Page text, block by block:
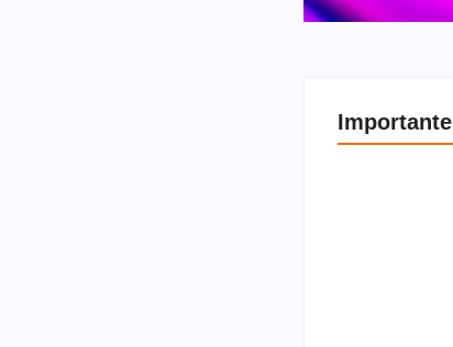
Importante